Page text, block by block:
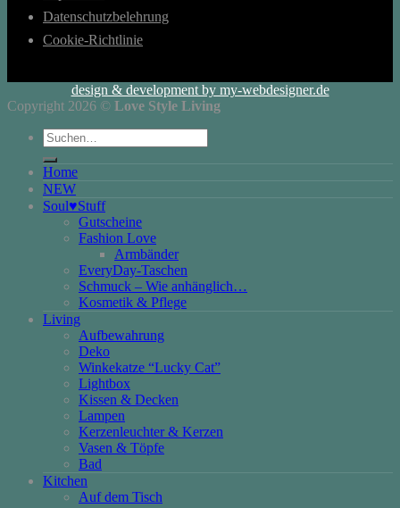
Datenschutzbelehrung
Cookie-Richtlinie
design & development by my-webdesigner.de
Copyright 2026 © Love Style Living
Suchen
nach:
Home
NEW
Soul♥Stuff
Gutscheine
Fashion Love
Armbänder
EveryDay-Taschen
Schmuck – Wie anhänglich…
Kosmetik & Pflege
Living
Aufbewahrung
Deko
Winkekatze “Lucky Cat”
Lightbox
Kissen & Decken
Lampen
Kerzenleuchter & Kerzen
Vasen & Töpfe
Bad
Kitchen
Auf dem Tisch